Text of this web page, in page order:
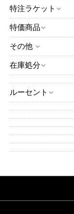
特注ラケット
特価商品
その他
在庫処分
ルーセント